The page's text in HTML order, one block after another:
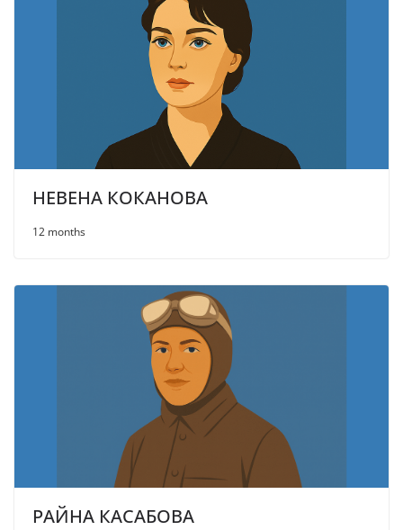
НЕВЕНА КОКАНОВА
12 months
РАЙНА КАСАБОВА